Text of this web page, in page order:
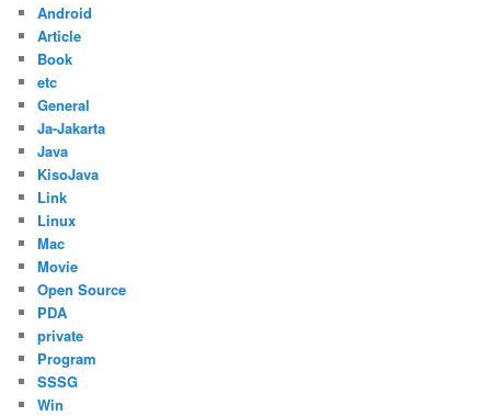
Android
Article
Book
etc
General
Ja-Jakarta
Java
KisoJava
Link
Linux
Mac
Movie
Open Source
PDA
private
Program
SSSG
Win